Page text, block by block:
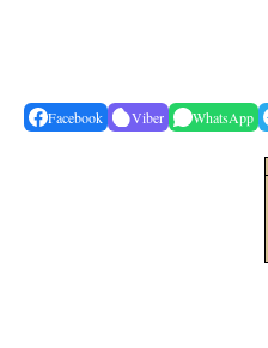
Facebook Viber WhatsApp